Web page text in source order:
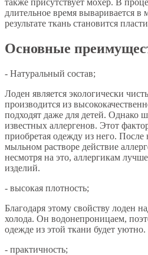
длительное время вываривается в
результате ткань становится
Основные
- Натуральный состав;
Лоден является экологически
производится из
подходят даже для детей. Однако
известных аллергенов. Этот
приобретая одежду из него. После
мыльном растворе действие
несмотря на это, аллергикам
изделий.
- высокая плотность;
Благодаря этому свойству лоден
холода. Он водонепроницаем,
одежде из этой ткани будет уютно.
- практичность;